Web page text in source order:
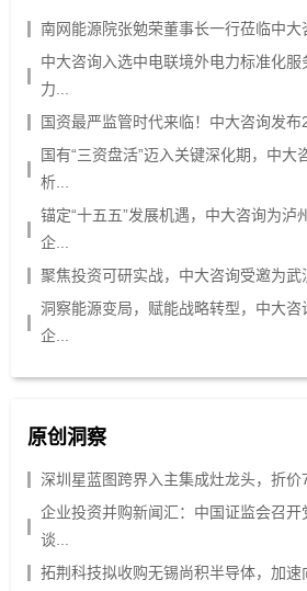
南网能源院张勉荣董事长一行莅临中大
中大咨询入选中电联境外电力标准化
力...
国资最严监管时代来临！中大咨询发布
国有“三资盘活”迈入关键深化期，中大
析...
锚定“十五五”发展机遇，中大咨询为泸
企...
聚焦投资可研实战，中大咨询受邀为武
洞察能源变局，赋能战略转型，中大咨
企...
原创洞察
深圳星蓝图跨界入主集成灶龙头，折价
企业投资并购新闻汇：中国证监会召
谈...
拓荆科技拟收购无锡尚积半导体，加速